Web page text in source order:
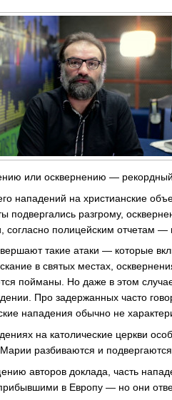
или осквернению —
нападений на христианские
подвергались разгрому,
согласно полицейским отчетам —
такие атаки — которые
в святых местах,
пойманы. Но даже в этом
Про задержанных часто
нападения обычно не
на католические церкви
разбиваются и
авторов доклада, часть
в Европу — но они